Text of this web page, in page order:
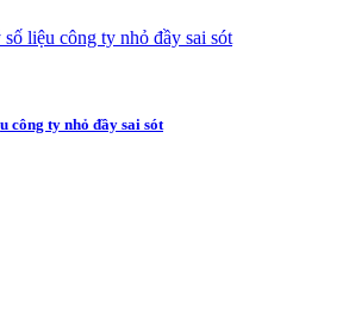
công ty nhỏ đầy sai sót